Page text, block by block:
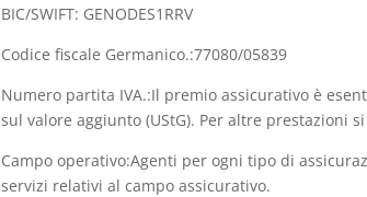
BIC/SWIFT: GENODES1RRV
Codice fiscale Germanico.:77080/05839
Numero partita IVA.:Il premio assicurativo è
sul valore aggiunto (UStG). Per altre prestazioni
Campo operativo:Agenti per ogni tipo di
servizi relativi al campo assicurativo.